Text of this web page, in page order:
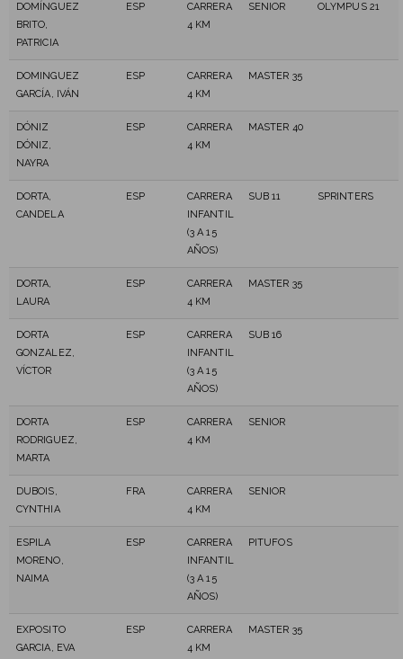
DOMÍNGUEZ
BRITO,
PATRICIA
ESP
CARRERA
4 KM
SENIOR OLYMPUS 21
DOMINGUEZ
GARCÍA, IVÁN
ESP
CARRERA
4 KM
MASTER 35
DÓNIZ
DÓNIZ,
NAYRA
ESP
CARRERA
4 KM
MASTER 40
DORTA,
CANDELA
ESP
CARRERA
INFANTIL
(3 A 15
AÑOS)
SUB 11 SPRINTERS
DORTA,
LAURA
ESP
CARRERA
4 KM
MASTER 35
DORTA
GONZALEZ,
VÍCTOR
ESP
CARRERA
INFANTIL
(3 A 15
AÑOS)
SUB 16
DORTA
RODRIGUEZ,
MARTA
ESP
CARRERA
4 KM
SENIOR
DUBOIS,
CYNTHIA
FRA
CARRERA
4 KM
SENIOR
ESPILA
MORENO,
NAIMA
ESP
CARRERA
INFANTIL
(3 A 15
AÑOS)
PITUFOS
EXPOSITO
GARCIA, EVA
ESP
CARRERA
4 KM
MASTER 35